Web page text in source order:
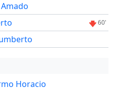
60'
Horacio